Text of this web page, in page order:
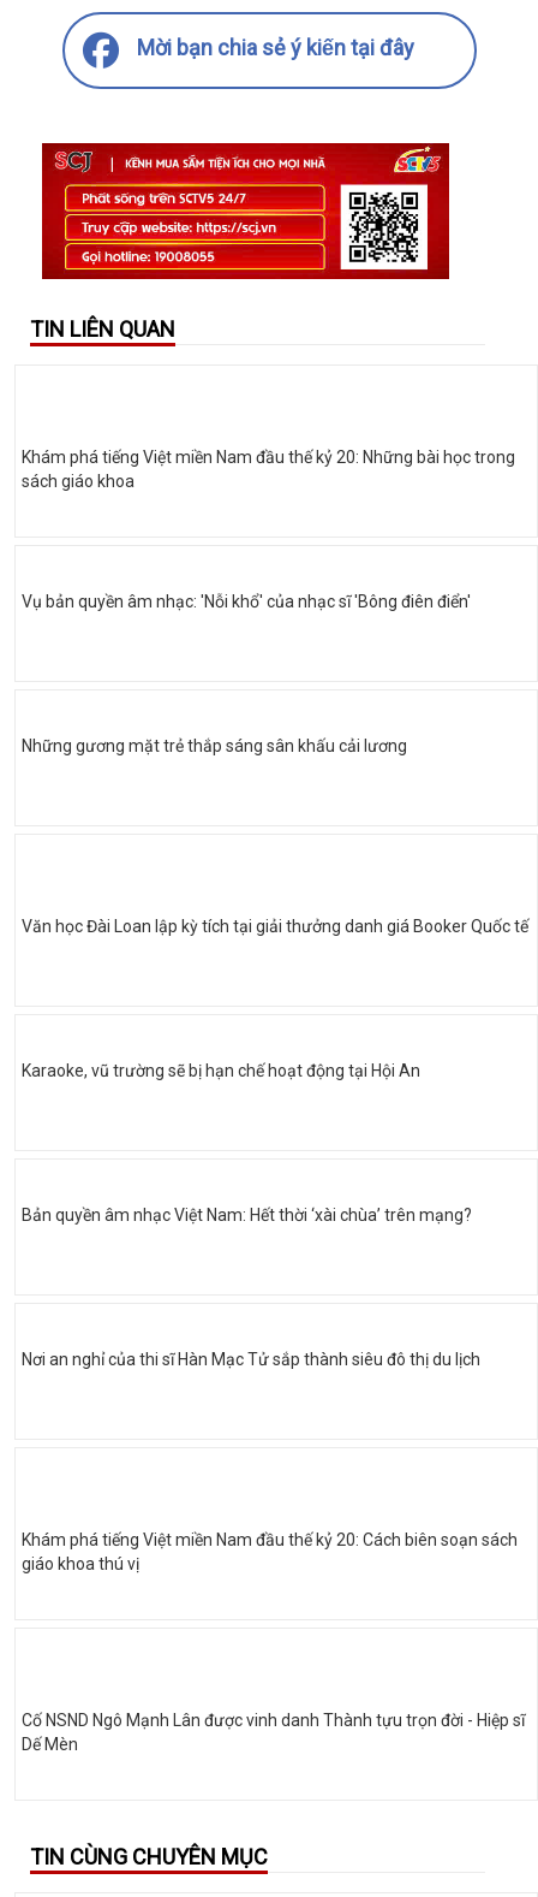
Mời bạn chia sẻ ý kiến tại đây
TIN LIÊN QUAN
Khám phá tiếng Việt miền Nam đầu thế kỷ 20: Những bài học trong
sách giáo khoa
Vụ bản quyền âm nhạc: 'Nỗi khổ' của nhạc sĩ 'Bông điên điển'
Những gương mặt trẻ thắp sáng sân khấu cải lương
Văn học Đài Loan lập kỳ tích tại giải thưởng danh giá Booker Quốc tế
Karaoke, vũ trường sẽ bị hạn chế hoạt động tại Hội An
Bản quyền âm nhạc Việt Nam: Hết thời ‘xài chùa’ trên mạng?
Nơi an nghỉ của thi sĩ Hàn Mạc Tử sắp thành siêu đô thị du lịch
Khám phá tiếng Việt miền Nam đầu thế kỷ 20: Cách biên soạn sách
giáo khoa thú vị
Cố NSND Ngô Mạnh Lân được vinh danh Thành tựu trọn đời - Hiệp sĩ
Dế Mèn
TIN CÙNG CHUYÊN MỤC